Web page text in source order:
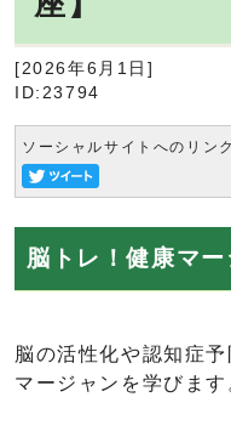
[2026年6月1日]
ID:23794
ソーシャルサイトへのリン
脳トレ！健康マ
脳の活性化や認知症
マージャンを学びます